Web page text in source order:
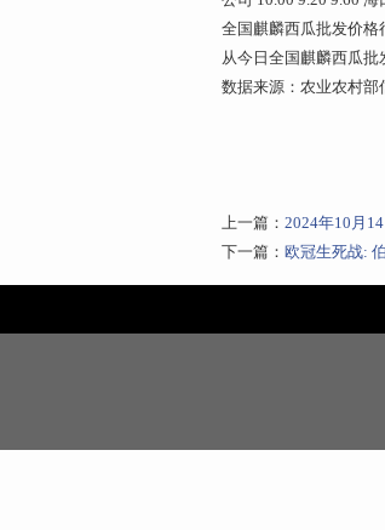
全国麒麟西瓜批发价格
从今日全国麒麟西瓜批
数据来源：农业农村部
上一篇： 2024年10月
下一篇： 欧冠生死战: